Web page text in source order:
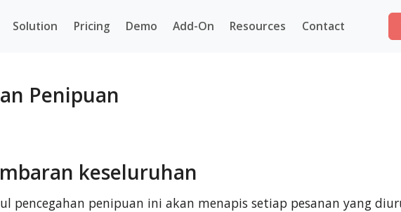
Solution Pricing Demo Add-On Resources Contact
Penipuan
keseluruhan
pencegahan penipuan ini akan menapis setiap pesanan yang